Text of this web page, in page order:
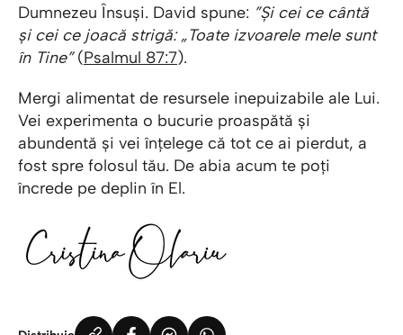
Dumnezeu Însuși. David spune: ”Și cei ce cântă
și cei ce joacă strigă: „Toate izvoarele mele sunt
în Tine”(Psalmul 87:7).
Mergi alimentat de resursele inepuizabile ale Lui.
Vei experimenta o bucurie proaspătă și
abundentă și vei înțelege că tot ce ai pierdut, a
fost spre folosul tău. De abia acum te poți
încrede pe deplin în El.